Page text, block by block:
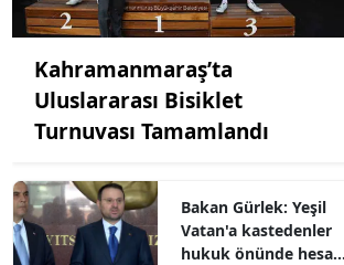
Kahramanmaraş’ta
Uluslararası Bisiklet
Turnuvası Tamamlandı
Bakan Gürlek: Yeşil
Vatan'a kastedenler
hukuk önünde hesap